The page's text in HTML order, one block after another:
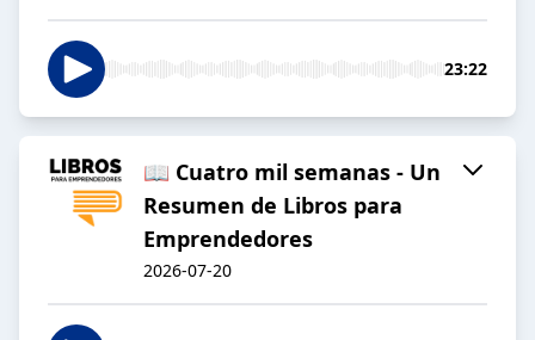
23:22
📖 Cuatro mil semanas - Un
Resumen de Libros para
Emprendedores
2026-07-20